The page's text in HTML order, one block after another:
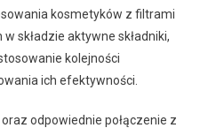
kosmetyków z filtrami
składzie aktywne składniki,
kolejności
ich efektywności.
odpowiednie połączenie z